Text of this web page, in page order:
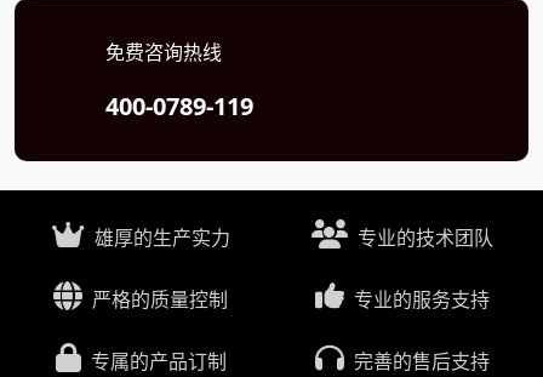
免费咨询热线
400-0789-119
雄厚的生产实力 专业的技术团队
严格的质量控制 专业的服务支持
专属的产品订制 完善的售后支持